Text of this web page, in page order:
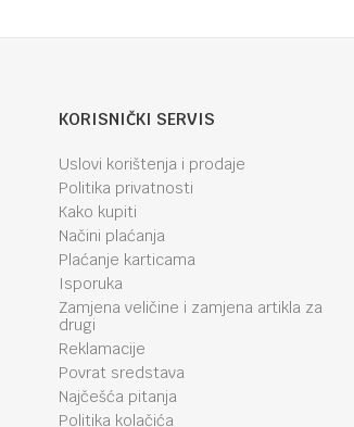
KORISNIČKI SERVIS
Uslovi korištenja i prodaje
Politika privatnosti
Kako kupiti
Načini plaćanja
Plaćanje karticama
Isporuka
Zamjena veličine i zamjena artikla za
drugi
Reklamacije
Povrat sredstava
Najčešća pitanja
Politika kolačića